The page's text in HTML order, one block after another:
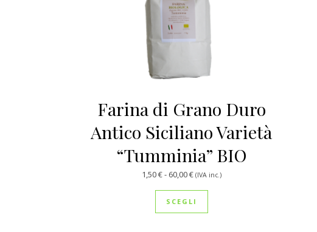
Farina di Grano Duro
Antico Siciliano Varietà
“Tumminia” BIO
1,50€- 60,00€Fascia di prezzo: da 1,50 € a 60,00 €
(IVA inc.)
SCEGLI